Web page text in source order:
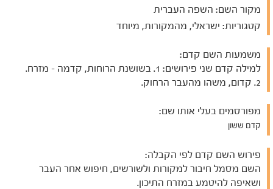
מקור השם: השפה העברית
קטגוריות: ישראלי, מהמקורות, מיוחד
משמעות השם קדם:
למילה קדם שני פירושים: 1. בשושנת הרוחות, קדמה - מזרח.
2. קדום, משהו מהעבר הרחוק.
מפורסמים בעלי אותו שם:
קדם ששון
פירוש השם קדם לפי הקבלה:
השם מסמל חיבור למקורות ולשורשים, חיפוש אחר העבר
ושאיפה להיטמע במזרח התיכון.